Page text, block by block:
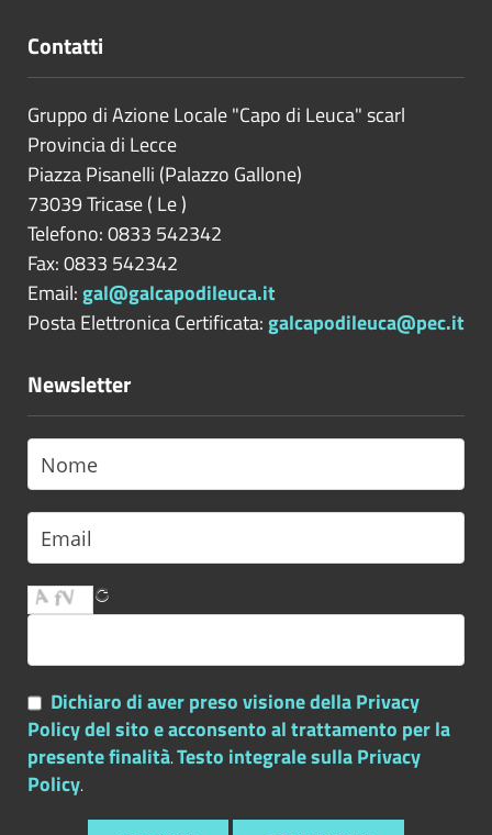
Contatti
Gruppo di Azione Locale "Capo di Leuca" scarl
Provincia di Lecce
Piazza Pisanelli (Palazzo Gallone)
73039Tricase( Le)
Telefono: 0833 542342
Fax: 0833 542342
Email:gal@galcapodileuca.it
Posta Elettronica Certificata:galcapodileuca@pec.it
Newsletter
Dichiaro di aver preso visione della Privacy
Policy del sito e acconsento al trattamento per la
presente finalità.Testo integrale sulla Privacy
Policy.